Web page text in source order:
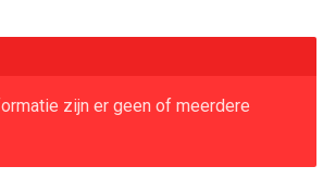
zijn er geen of meerdere